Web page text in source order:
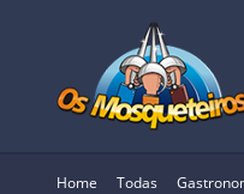
Home Todas